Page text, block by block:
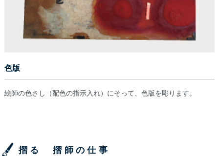
色版
絵師の色さし（配色の指示入れ）にそって、色版を彫ります。
摺る 摺師の仕事